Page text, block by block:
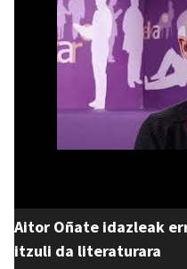
Aitor Oñate idazleak
itzuli da literaturara